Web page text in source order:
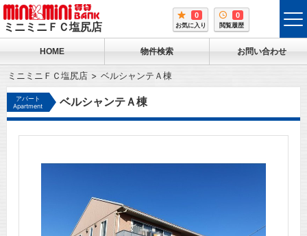
ミニミニＦＣ塩尻店
0
お気に入り
0
閲覧履歴
HOME 物件検索 お問い合わせ
ミニミニＦＣ塩尻店 ベルシャンテＡ棟
アパート
Apartment
ベルシャンテＡ棟